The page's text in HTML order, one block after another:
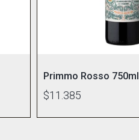
Primmo Rosso 750ml
$11.385